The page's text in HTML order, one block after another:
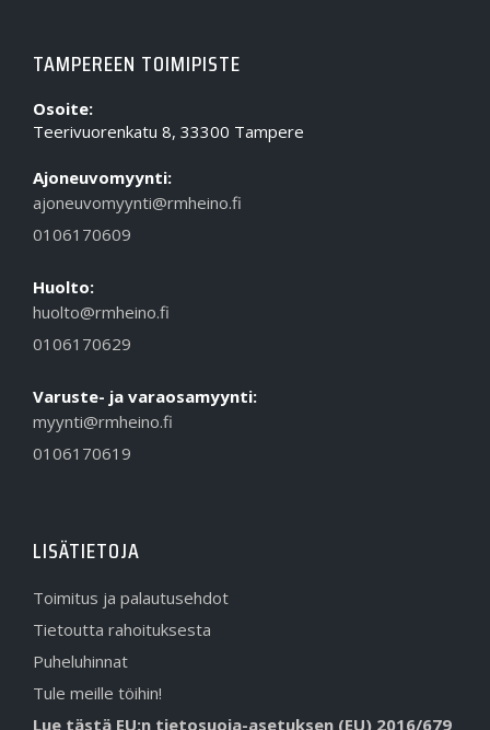
TAMPEREEN TOIMIPISTE
Osoite:
Teerivuorenkatu 8, 33300 Tampere
Ajoneuvomyynti:
ajoneuvomyynti@rmheino.fi
0106170609
Huolto:
huolto@rmheino.fi
0106170629
Varuste- ja varaosamyynti:
myynti@rmheino.fi
0106170619
LISÄTIETOJA
Toimitus ja palautusehdot
Tietoutta rahoituksesta
Puheluhinnat
Tule meille töihin!
Lue tästä EU:n tietosuoja-asetuksen (EU) 2016/679